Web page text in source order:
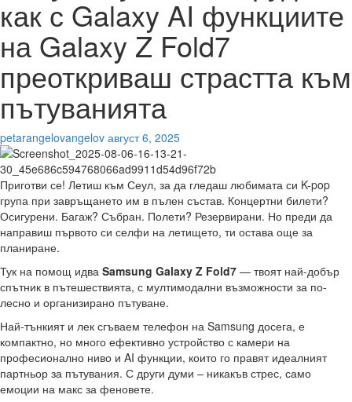
как с Galaxy AI функциите
на Galaxy Z Fold7
преоткриваш страстта към
пътуванията
petarangelovangelov август 6, 2025
Приготви се! Летиш към Сеул, за да гледаш любимата си K-pop
група при завръщането им в пълен състав. Концертни билети?
Осигурени. Багаж? Събран. Полети? Резервирани. Но преди да
направиш първото си селфи на летището, ти остава още за
планиране.
Тук на помощ идва Samsung Galaxy Z Fold7 — твоят най-добър
спътник в пътешествията, с мултимодални възможности за по-
лесно и организирано пътуване.
Най-тънкият и лек сгъваем телефон на Samsung досега, е
компактно, но много ефективно устройство с камери на
професионално ниво и AI функции, които го правят идеалният
партньор за пътувания. С други думи – никакъв стрес, само
емоции на макс за феновете.